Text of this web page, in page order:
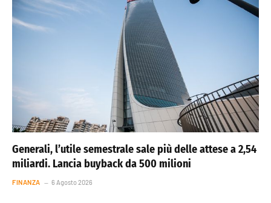
Generali, l’utile semestrale sale più delle attese a 2,54
miliardi. Lancia buyback da 500 milioni
FINANZA 6 Agosto 2026